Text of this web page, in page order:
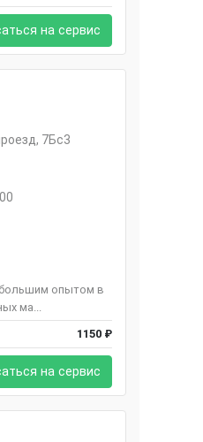
на сервис
7Бс3
опытом в
ма...
1150 ₽
на сервис